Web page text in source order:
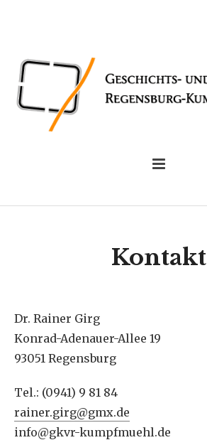
Kontakt
Dr. Rainer Girg
Konrad-Adenauer-Allee 19
93051 Regensburg
Tel.: (0941) 9 81 84
rainer.girg@gmx.de
info@gkvr-kumpfmuehl.de